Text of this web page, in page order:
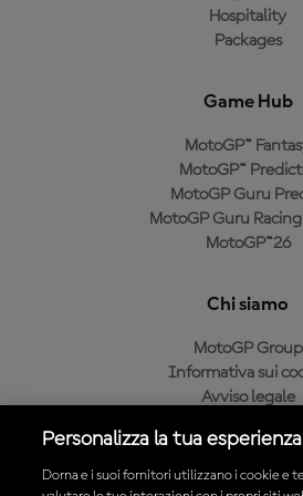
Hospitality
Packages
Game Hub
MotoGP™
MotoGP™
MotoGP Guru
MotoGP Guru
MotoGP™26
Chi siamo
MotoGP Group
Informativa sui
Avviso legale
Condizioni di
Personalizza la tua esperienza
Dorna e i suoi fornitori utilizzano i cookie e